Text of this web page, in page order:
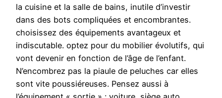
la cuisine et la salle de bains, inutile d’investir
dans des bots compliquées et encombrantes.
choisissez des équipements avantageux et
indiscutable. optez pour du mobilier évolutifs, qui
vont devenir en fonction de l’âge de l’enfant.
N’encombrez pas la piaule de peluches car elles
sont vite poussiéreuses. Pensez aussi à